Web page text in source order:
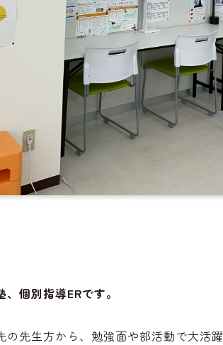
個別指導ERです。
の先生方から、勉強面や部活動で大活